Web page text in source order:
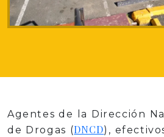
Agentes de la Dirección
de Drogas (DNCD),